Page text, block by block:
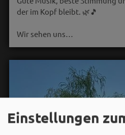
der im Kopf bleibt. 🌿🎵
Wir sehen uns…
Einstellungen